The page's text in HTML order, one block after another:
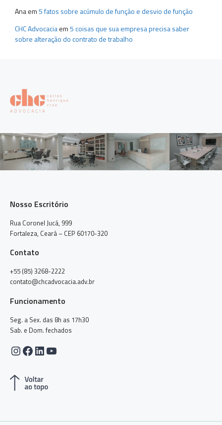
Anaem5 fatos sobre acúmulo de função e desvio de função
CHC Advocaciaem5 coisas que sua empresa precisa saber
sobre alteração do contrato de trabalho
Nosso Escritório
Rua Coronel Jucá, 999
Fortaleza, Ceará – CEP 60170-320
Contato
+55 (85) 3268-2222
contato@chcadvocacia.adv.br
Funcionamento
Seg. a Sex. das 8h as 17h30
Sab. e Dom. fechados
Instagram
Facebook
LinkedIn
Youtube